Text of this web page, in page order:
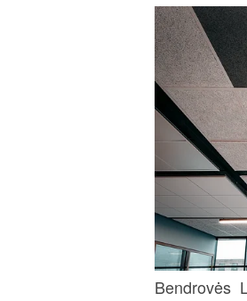
Bendrovės